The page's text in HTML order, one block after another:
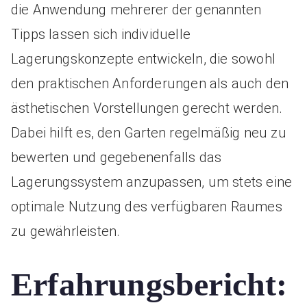
die Anwendung mehrerer der genannten
Tipps lassen sich individuelle
Lagerungskonzepte entwickeln, die sowohl
den praktischen Anforderungen als auch den
ästhetischen Vorstellungen gerecht werden.
Dabei hilft es, den Garten regelmäßig neu zu
bewerten und gegebenenfalls das
Lagerungssystem anzupassen, um stets eine
optimale Nutzung des verfügbaren Raumes
zu gewährleisten.
Erfahrungsbericht: